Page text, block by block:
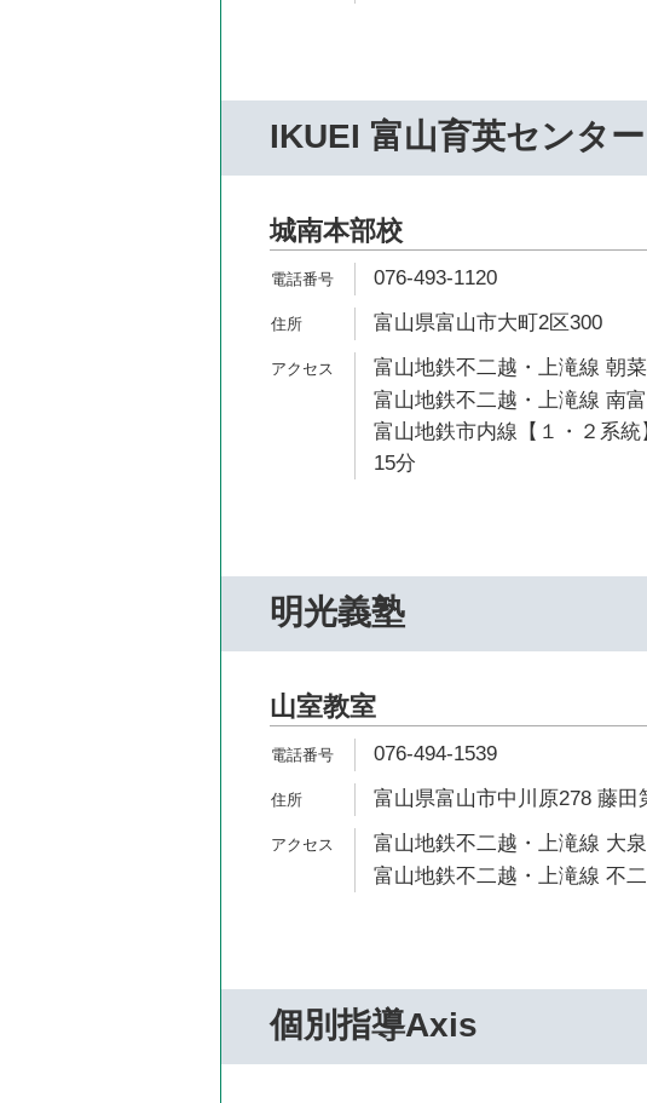
IKUEI 富山育英センター
城南本部校
076-493-1120
富山県富山市大町2区300
富山地鉄不二越・上滝線 朝
富山地鉄不二越・上滝線 南
富山地鉄市内線【１・２系
15分
明光義塾
山室教室
076-494-1539
富山県富山市中川原278 藤田
富山地鉄不二越・上滝線 大
富山地鉄不二越・上滝線 不
個別指導Axis